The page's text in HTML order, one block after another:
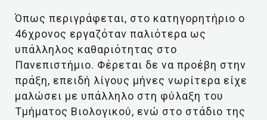
Όπως περιγράφεται, στο κατηγορητήριο ο
46χρονος εργαζόταν παλιότερα ως
υπάλληλος καθαριότητας στο
Πανεπιστήμιο. Φέρεται δε να προέβη στην
πράξη, επειδή λίγους μήνες νωρίτερα είχε
μαλώσει με υπάλληλο στη φύλαξη του
Τμήματος Βιολογικού, ενώ στο στάδιο της